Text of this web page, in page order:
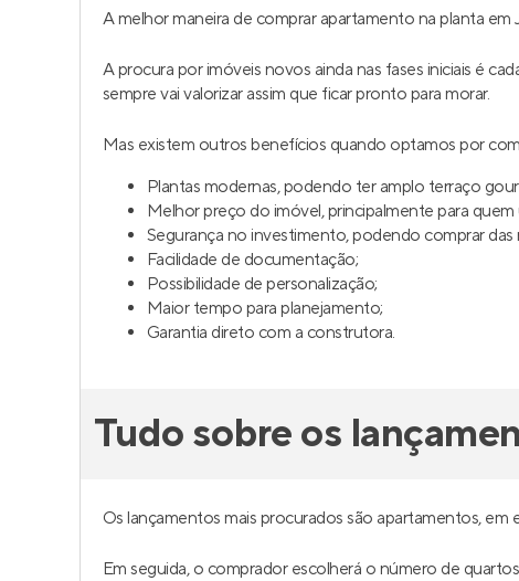
A melhor maneira de comprar apartamento na planta
A procura por imóveis novos ainda nas fases iniciais é
sempre vai valorizar assim que ficar pronto para morar.
Mas existem outros benefícios quando optamos por
Plantas modernas, podendo ter amplo terraço
Melhor preço do imóvel, principalmente para quem
Segurança no investimento, podendo comprar das
Facilidade de documentação;
Possibilidade de personalização;
Maior tempo para planejamento;
Garantia direto com a construtora.
Tudo sobre os
Os lançamentos mais procurados são apartamentos, em
Em seguida, o comprador escolherá o número de